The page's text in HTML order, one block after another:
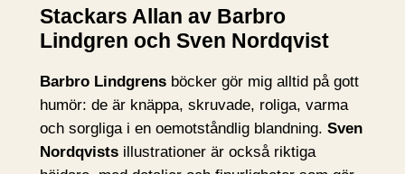
Stackars Allan av Barbro
Lindgren och Sven Nordqvist
Barbro Lindgrensböcker gör mig alltid på gott
humör: de är knäppa, skruvade, roliga, varma
och sorgliga i en oemotståndlig blandning. Sven
Nordqvistsillustrationer är också riktiga